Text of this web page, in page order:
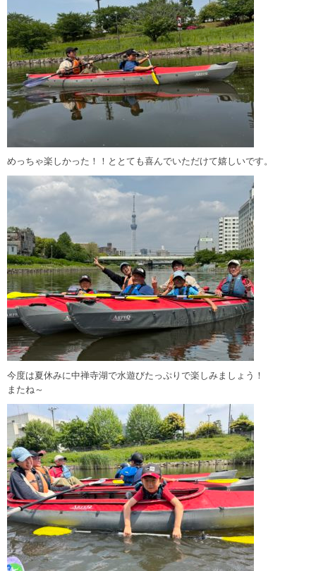
めっちゃ楽しかった！！ととても喜んでいただけて嬉しいです。
今度は夏休みに中禅寺湖で水遊びたっぷりで楽しみましょう！
またね～